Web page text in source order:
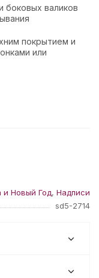
боковых валиков
покрытием и
или
и Новый Год, Надписи
sd5-2714